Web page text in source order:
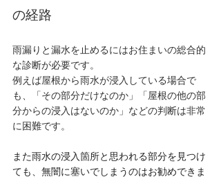
の経路
雨漏りと漏水を止めるにはお住まいの総合的
な診断が必要です。
例えば屋根から雨水が浸入している場合で
も、「その部分だけなのか」「屋根の他の部
分からの浸入はないのか」などの判断は非常
に困難です。
また雨水の浸入箇所と思われる部分を見つけ
ても、無闇に塞いでしまうのはお勧めできま